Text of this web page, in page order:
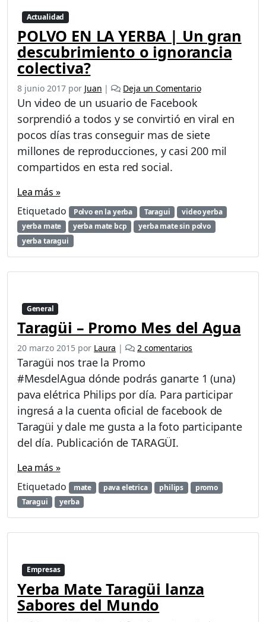
Actualidad
POLVO EN LA YERBA | Un gran
descubrimiento o ignorancia
colectiva?
8 junio 2017 por Juan | Deja un Comentario
Un video de un usuario de Facebook
sorprendió a todos y se convirtió en viral en
pocos días tras conseguir mas de siete
millones de reproducciones, y casi 200 mil
compartidos en esta red social.
Lea más »
Etiquetado
Polvo en la yerba Taragui
video yerba
yerba mate
yerba mate bcp
yerba mate sin polvo
yerba taragui
General
Taragüi – Promo Mes del Agua
20 marzo 2015 por Laura | 2 comentarios
a
r
a
ü
r
o
o
M
l
Taragüi nos trae la Promo
‪#‎MesdelAgua‬ dónde podrás ganarte 1 (una)
pava elétrica Philips por día. Para participar
ingresá a la cuenta oficial de facebook de
Taragüi y dale me gusta a la foto participante
del día. Publicación de TARAGÜI.
Lea más »
Etiquetado
mate pava eletrica philips
promo
Taragui
yerba
Empresas
Yerba Mate Taragüi lanza
Sabores del Mundo